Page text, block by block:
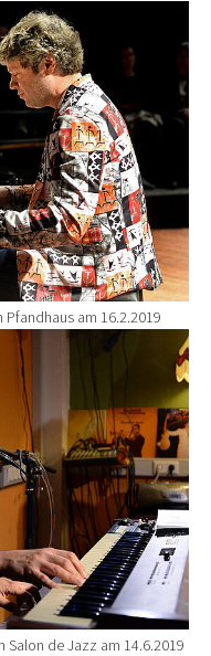
Pfandhaus am 16.2.2019
Salon de Jazz am 14.6.2019